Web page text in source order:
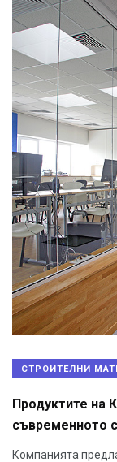
СТРОИТЕЛНИ
Продуктите на
съвременното
Компанията